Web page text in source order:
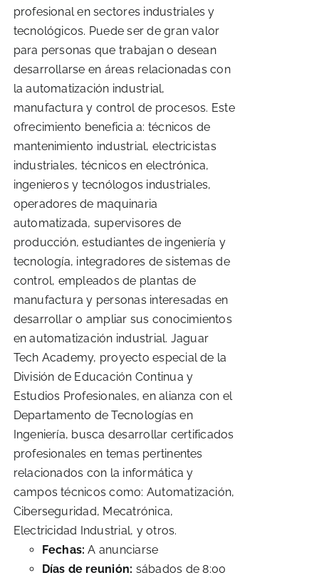
profesional en sectores industriales y
tecnológicos. Puede ser de gran valor
para personas que trabajan o desean
desarrollarse en áreas relacionadas con
la automatización industrial,
manufactura y control de procesos. Este
ofrecimiento beneficia a: técnicos de
mantenimiento industrial, electricistas
industriales, técnicos en electrónica,
ingenieros y tecnólogos industriales,
operadores de maquinaria
automatizada, supervisores de
producción, estudiantes de ingeniería y
tecnología, integradores de sistemas de
control, empleados de plantas de
manufactura y personas interesadas en
desarrollar o ampliar sus conocimientos
en automatización industrial. Jaguar
Tech Academy, proyecto especial de la
División de Educación Continua y
Estudios Profesionales, en alianza con el
Departamento de Tecnologías en
Ingeniería, busca desarrollar certificados
profesionales en temas pertinentes
relacionados con la informática y
campos técnicos como: Automatización,
Ciberseguridad, Mecatrónica,
Electricidad Industrial, y otros.
Fechas: A anunciarse
Días de reunión: sábados de 8:00